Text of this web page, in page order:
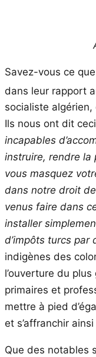
Savez-vous ce
dans leur rapport
socialiste
Ils nous ont dit
incapables
instruire, rendre la
vous masquez
dans notre droit
venus faire dans
installer
d’impôts turcs par
indigènes des
l’ouverture du
primaires et
mettre à pied
et s’affranchir
Que des notables